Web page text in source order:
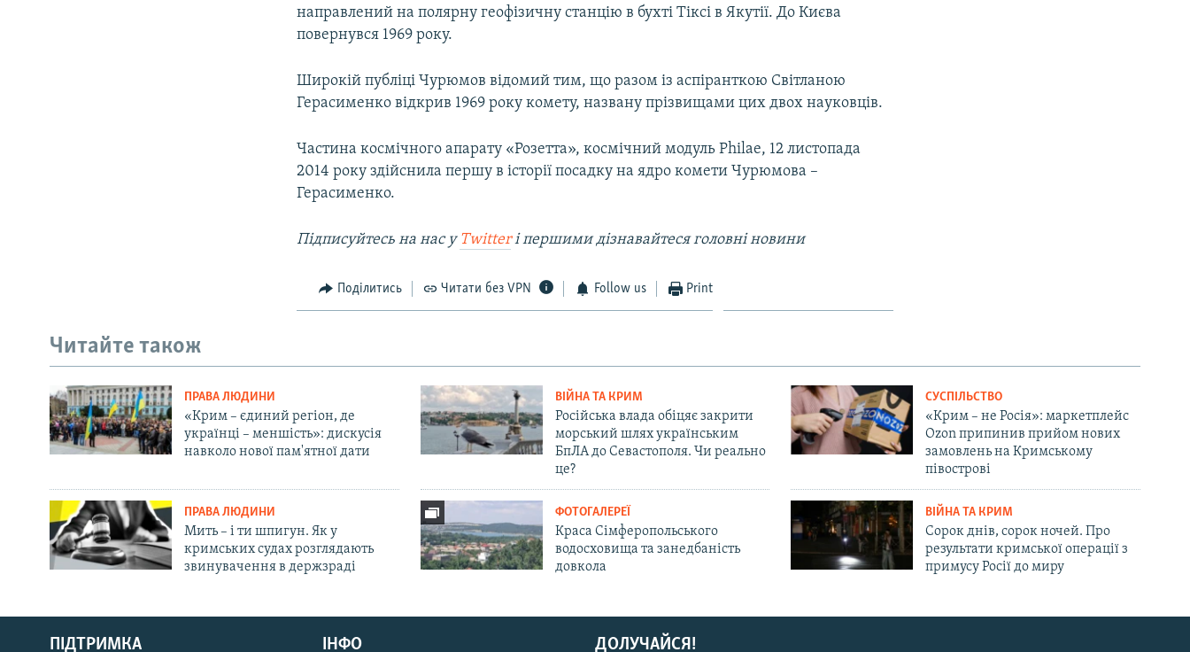
Русский
Qırımtatar
направлений на полярну геофізичну станцію в бухті Тіксі в Якутії. До Києва
повернувся 1969 року.
Широкій публіці Чурюмов відомий тим, що разом із аспіранткою Світланою
Герасименко відкрив 1969 року комету, названу прізвищами цих двох науковців.
Частина космічного апарату «Розетта», космічний модуль Philae, 12 листопада
2014 року здійснила першу в історії посадку на ядро комети Чурюмова –
Герасименко.
Підписуйтесь на наc у Twitterі першими дізнавайтеся головні новини
Поділитись Читати без VPN Follow us Print
Читайте також
ПРАВА ЛЮДИНИ
«Крим – єдиний регіон, де
українці – меншість»: дискусія
навколо нової пам'ятної дати
ВІЙНА ТА КРИМ
Російська влада обіцяє закрити
морський шлях українським
БпЛА до Севастополя. Чи реально
це?
СУСПІЛЬСТВО
«Крим – не Росія»: маркетплейс
Ozon припинив прийом нових
замовлень на Кримському
півострові
ПРАВА ЛЮДИНИ
Мить – і ти шпигун. Як у
кримських судах розглядають
звинувачення в держзраді
ФОТОГАЛЕРЕЇ
Краса Сімферопольського
водосховища та занедбаність
довкола
ВІЙНА ТА КРИМ
Сорок днів, сорок ночей. Про
результати кримської операції з
примусу Росії до миру
ДОЛУЧАЙСЯ!
ПІДТРИМКА ІНФО